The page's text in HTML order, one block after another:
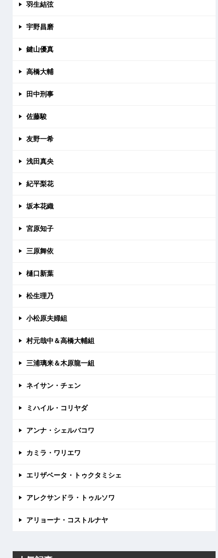
羽生結弦
宇野昌磨
鍵山優真
高橋大輔
田中刑事
佐藤駿
友野一希
浅田真央
紀平梨花
坂本花織
宮原知子
三原舞依
樋口新葉
松生理乃
小松原夫婦組
村元哉中＆高橋大輔組
三浦璃来＆木原龍一組
ネイサン・チェン
ミハイル・コリヤダ
アンナ・シェルバコワ
カミラ・ワリエワ
エリザベータ・トゥクタミシェ
アレクサンドラ・トゥルソワ
アリョーナ・コストルナヤ